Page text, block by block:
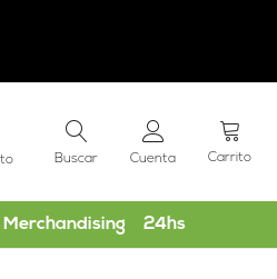
Buscar Cuenta Carrito
Merchandising 24hs